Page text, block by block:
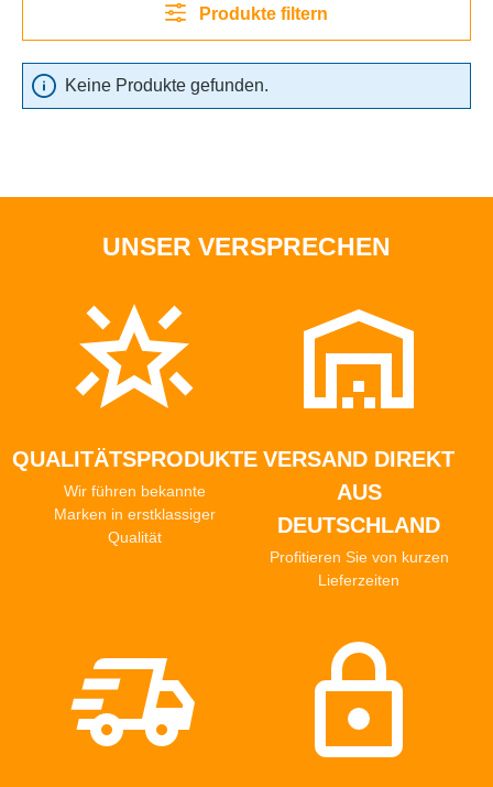
Produkte filtern
Keine Produkte gefunden.
UNSER VERSPRECHEN
QUALITÄTSPRODUKTE
Wir führen bekannte
Marken in erstklassiger
Qualität
VERSAND DIREKT
AUS
DEUTSCHLAND
Profitieren Sie von kurzen
Lieferzeiten